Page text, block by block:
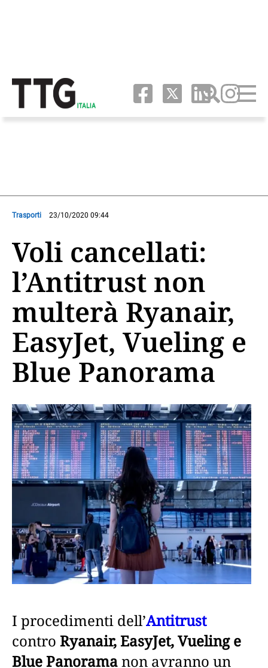
Trasporti 23/10/2020 09:44
Voli cancellati:
l’Antitrust non
multerà Ryanair,
EasyJet, Vueling e
Blue Panorama
I procedimenti dell’Antitrust
contro Ryanair, EasyJet, Vueling e
Blue Panoramanon avranno un